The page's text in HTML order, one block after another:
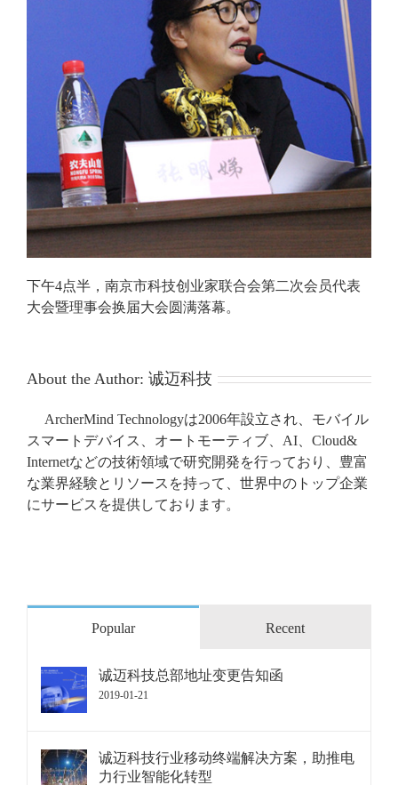
下午4点半，南京市科技创业家联合会第二次会员代表
大会暨理事会换届大会圆满落幕。
About the Author: 诚迈科技
ArcherMind Technologyは2006年設立され、モバイル
スマートデバイス、オートモーティブ、AI、Cloud&
Internetなどの技術領域で研究開発を行っており、豊富
な業界経験とリソースを持って、世界中のトップ企業
にサービスを提供しております。
Popular Recent
诚迈科技总部地址变更告知函
2019-01-21
诚迈科技行业移动终端解决方案，助推电
力行业智能化转型